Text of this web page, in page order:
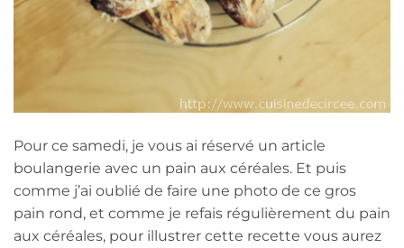
Pour ce samedi, je vous ai réservé un article
boulangerie avec un pain aux céréales. Et puis
comme j’ai oublié de faire une photo de ce gros
pain rond, et comme je refais régulièrement du pain
aux céréales, pour illustrer cette recette vous aurez